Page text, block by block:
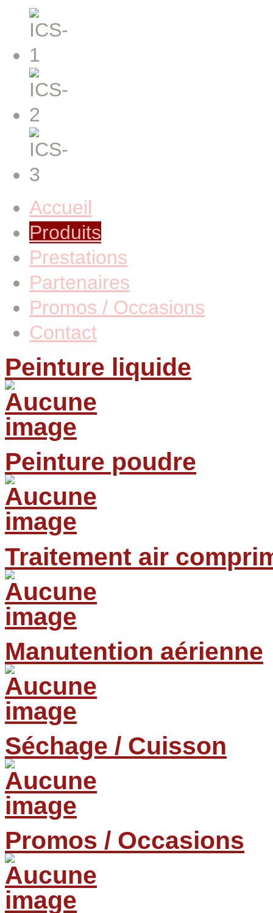
Accueil
Produits
Prestations
Partenaires
Promos / Occasions
Contact
Peinture liquide
Peinture poudre
Traitement air
Manutention aérienne
Séchage / Cuisson
Promos / Occasions